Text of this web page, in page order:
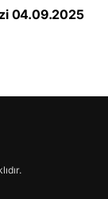
04.09.2025